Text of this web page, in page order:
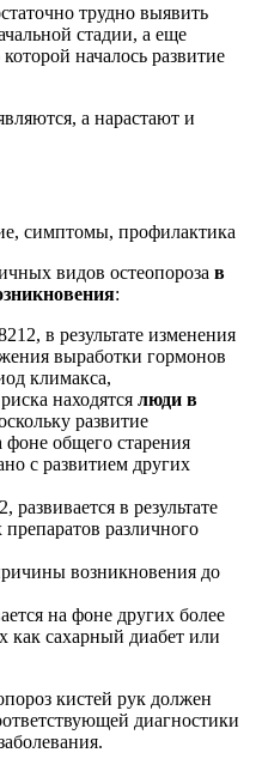
трудно выявить
стадии, а еще
началось развитие
а нарастают и
видов остеопороза в
:
в результате изменения
выработки гормонов
климакса,
находятся люди в
развитие
фоне общего старения
с развитием других
в результате
различного
возникновения до
на фоне других более
как сахарный диабет или
кистей рук должен
диагностики